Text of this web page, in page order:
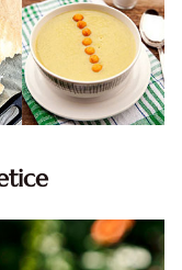
Retete mancare